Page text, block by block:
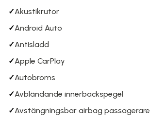
✓Akustikrutor
✓Android Auto
✓Antisladd
✓Apple CarPlay
✓Autobroms
✓Avbländande innerbackspegel
✓Avstängningsbar airbag passagerare